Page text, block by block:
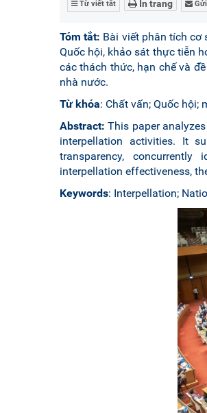
Từ viết tắt In trang
Tóm tắt: Bài viết phân tích cơ
Quốc hội, khảo sát thực tiễn
các thách thức, hạn chế và
nhà nước.
Từ khóa: Chất vấn; Quốc hội;
Abstract:This paper
interpellation activities. It
transparency,
interpellation effectiveness,
Keywords: Interpellation;